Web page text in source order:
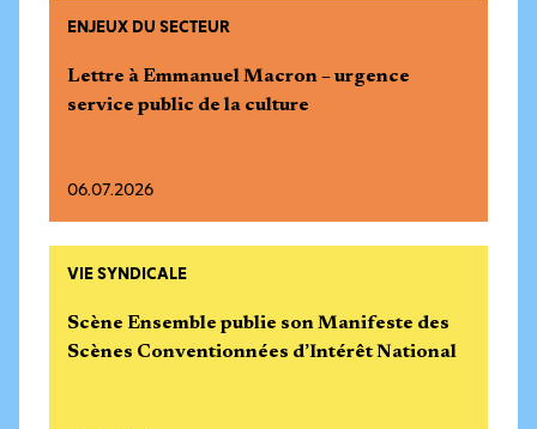
ENJEUX DU SECTEUR
Lettre à Emmanuel Macron – urgence
service public de la culture
06.07.2026
VIE SYNDICALE
Scène Ensemble publie son Manifeste des
Scènes Conventionnées d’Intérêt National